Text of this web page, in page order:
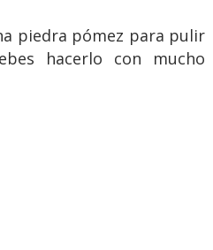
piedra pómez para pulir
hacerlo con mucho